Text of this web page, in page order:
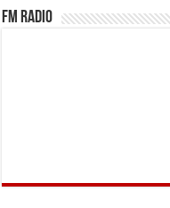
FM Radio